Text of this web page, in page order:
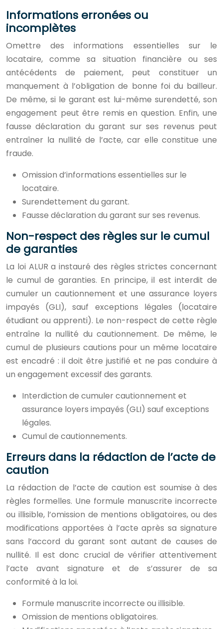
Informations erronées ou
incomplètes
Omettre des informations essentielles sur le
locataire, comme sa situation financière ou ses
antécédents de paiement, peut constituer un
manquement à l’obligation de bonne foi du bailleur.
De même, si le garant est lui-même surendetté, son
engagement peut être remis en question. Enfin, une
fausse déclaration du garant sur ses revenus peut
entraîner la nullité de l’acte, car elle constitue une
fraude.
Omission d’informations essentielles sur le
locataire.
Surendettement du garant.
Fausse déclaration du garant sur ses revenus.
Non-respect des règles sur le cumul
de garanties
La loi ALUR a instauré des règles strictes concernant
le cumul de garanties. En principe, il est interdit de
cumuler un cautionnement et une assurance loyers
impayés (GLI), sauf exceptions légales (locataire
étudiant ou apprenti). Le non-respect de cette règle
entraîne la nullité du cautionnement. De même, le
cumul de plusieurs cautions pour un même locataire
est encadré : il doit être justifié et ne pas conduire à
un engagement excessif des garants.
Interdiction de cumuler cautionnement et
assurance loyers impayés (GLI) sauf exceptions
légales.
Cumul de cautionnements.
Erreurs dans la rédaction de l’acte de
caution
La rédaction de l’acte de caution est soumise à des
règles formelles. Une formule manuscrite incorrecte
ou illisible, l’omission de mentions obligatoires, ou des
modifications apportées à l’acte après sa signature
sans l’accord du garant sont autant de causes de
nullité. Il est donc crucial de vérifier attentivement
l’acte avant signature et de s’assurer de sa
conformité à la loi.
Formule manuscrite incorrecte ou illisible.
Omission de mentions obligatoires.